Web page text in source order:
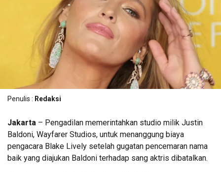
Penulis : Redaksi
Jakarta – Pengadilan memerintahkan studio milik Justin
Baldoni, Wayfarer Studios, untuk menanggung biaya
pengacara Blake Lively setelah gugatan pencemaran nama
baik yang diajukan Baldoni terhadap sang aktris dibatalkan.